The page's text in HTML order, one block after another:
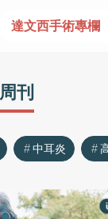
達文西手術專欄
刊
中耳炎